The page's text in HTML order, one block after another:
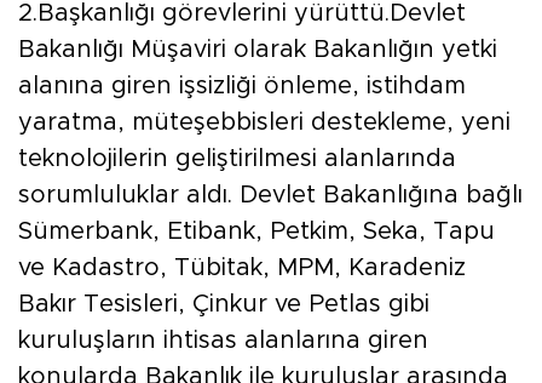
2.Başkanlığı görevlerini yürüttü.Devlet
Bakanlığı Müşaviri olarak Bakanlığın yetki
alanına giren işsizliği önleme, istihdam
yaratma, müteşebbisleri destekleme, yeni
teknolojilerin geliştirilmesi alanlarında
sorumluluklar aldı. Devlet Bakanlığına bağlı
Sümerbank, Etibank, Petkim, Seka, Tapu
ve Kadastro, Tübitak, MPM, Karadeniz
Bakır Tesisleri, Çinkur ve Petlas gibi
kuruluşların ihtisas alanlarına giren
konularda Bakanlık ile kuruluşlar arasında